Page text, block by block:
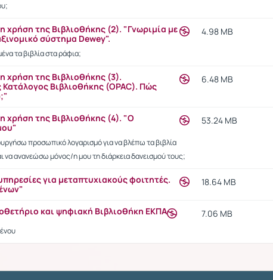
χρήση της Βιβλιοθήκης (2). "Γνωριμία με
σύστημα Dewey".
τα βιβλία στα ράφια;
4.98 MB
χρήση της Βιβλιοθήκης (3).
Βιβλιοθήκης (OPAC). Πώς
6.48 MB
χρήση της Βιβλιοθήκης (4). "Ο
προσωπικό λογαρισμό για να βλέπω τα βιβλία
να ανανεώσω μόνος/η μου τη διάρκεια δανεισμού τους;
53.24 MB
για μεταπτυχιακούς φοιτητές.
18.64 MB
και ψηφιακή Βιβλιοθήκη ΕΚΠΑ 7.06 MB